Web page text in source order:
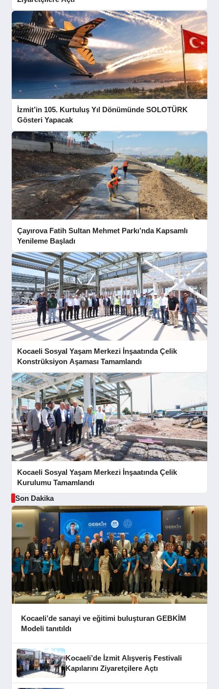
İzmit’in 105. Kurtuluş Yıl Dönümünde SOLOTÜRK
Gösteri Yapacak
Çayırova Fatih Sultan Mehmet Parkı’nda Kapsamlı
Yenileme Başladı
Kocaeli Sosyal Yaşam Merkezi İnşaatında Çelik
Konstrüksiyon Aşaması Tamamlandı
Kocaeli Sosyal Yaşam Merkezi İnşaatında Çelik
Kurulumu Tamamlandı
Son Dakika
Kocaeli’de sanayi ve eğitimi buluşturan GEBKİM
Modeli tanıtıldı
Kocaeli’de İzmit Alışveriş Festivali
Kapılarını Ziyaretçilere Açtı